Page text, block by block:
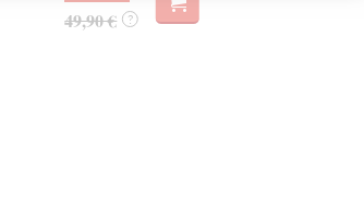
49,90 € ?